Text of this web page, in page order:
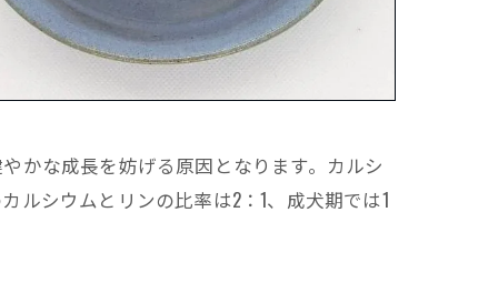
かな成長を妨げる原因となります。カルシ
ルシウムとリンの比率は2：1、成犬期では1